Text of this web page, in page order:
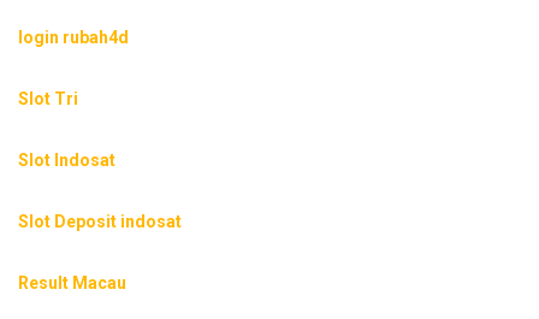
login rubah4d
Slot Tri
Slot Indosat
Slot Deposit indosat
Result Macau